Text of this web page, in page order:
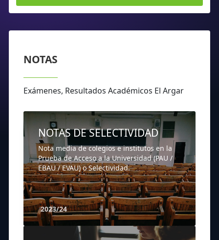
NOTAS
Exámenes, Resultados Académicos El Argar
NOTAS DE SELECTIVIDAD
Nota media de colegios e institutos en la
Prueba de Acceso a la Universidad (PAU /
EBAU / EVAU) o Selectividad.
2023/24